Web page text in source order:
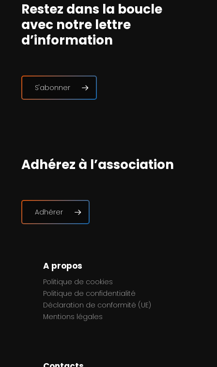
Restez dans la boucle
avec notre lettre
d’information
S'abonner
Adhérez à l’association
Adhérer
A propos
Politique de cookies
Politique de confidentialité
Déclaration de conformité (UE)
Mentions légales